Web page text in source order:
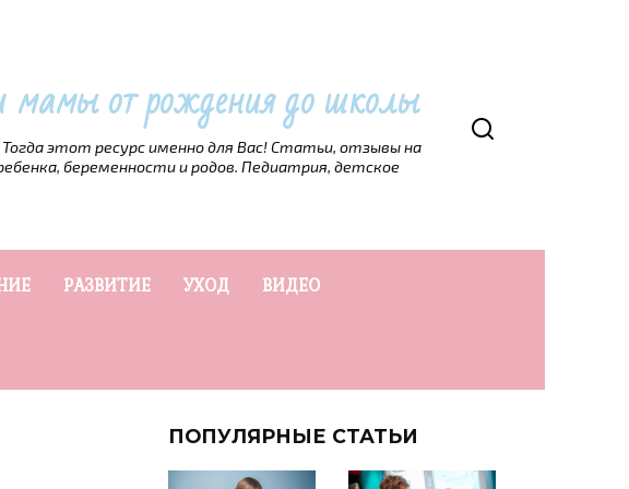
мамы от рождения до школы
этот ресурс именно для Вас! Статьи, отзывы на
беременности и родов. Педиатрия, детское
РАЗВИТИЕ УХОД ВИДЕО
ПОПУЛЯРНЫЕ СТАТЬИ